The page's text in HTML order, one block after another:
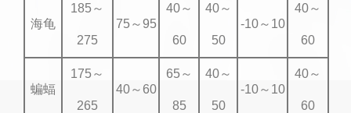
海龟
185～
275
75～95
40～
60
40～
50
-10～10
40～
60
蝙蝠
175～
265
40～60
65～
85
40～
50
-10～10
40～
60